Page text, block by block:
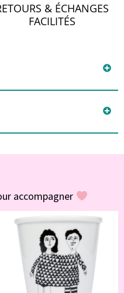
& ÉCHANGES
FACILITÉS
accompagner